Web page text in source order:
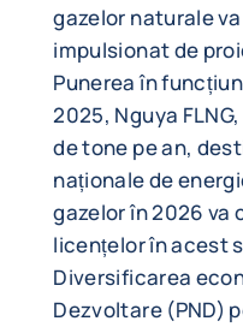
gazelor naturale
impulsionat de
Punerea în
2025, Nguya
de tone pe an,
naționale de
gazelor în 2026 va
licențelor în acest
Diversificarea
Dezvoltare (PND)